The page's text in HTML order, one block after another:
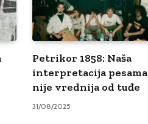
Petrikor 1858: Naša
interpretacija pesama
nije vrednija od tuđe
31/08/2025